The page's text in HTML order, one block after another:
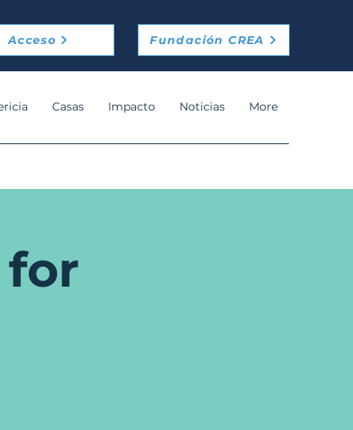
Acceso Fundación CREA
Casas Impacto Noticias More
for